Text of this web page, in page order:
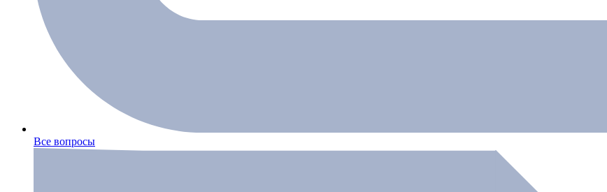
Все вопросы